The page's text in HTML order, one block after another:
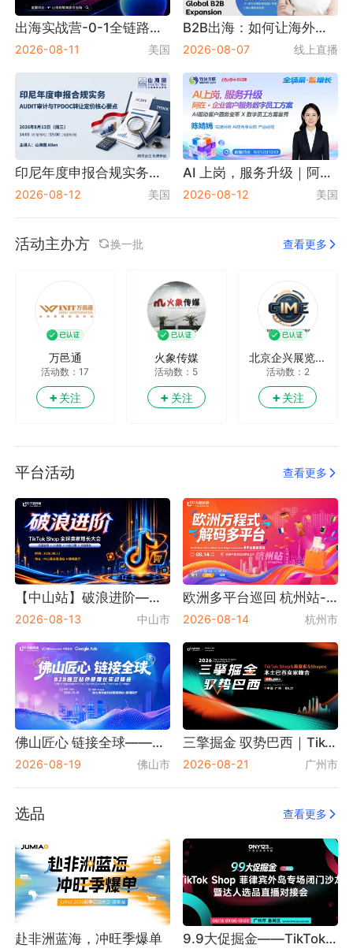
出海实战营-0-1全链路出海运营
2026-08-11 美国
B2B出海：如何让海外客户主动找上门？
2026-08-07 线上直播
印尼年度申报合规实务：AUDIT审计与TPDOC转让定价核心要点【出海】
2026-08-12 美国
AI 上岗，服务升级｜阿在・企业客户服务数字员工方案重磅首秀！
2026-08-12 美国
活动主办方 换一批 查看更多
郑州新商展览有
限公司
活动数：4
+ 关注
深圳市天诺玺科
技有限公司
活动数：21
三头六臂卖家联
盟
活动数：20
关注
万邑通
活动数：17
+ 关注
火象传媒
活动数：5
+ 关注
北京企兴展览有
限公司
活动数：2
+ 关注
跨境电商国际活
动
活动数：70
+关注
跨境活动圈
活动数：999+
+ 关注
大数跨境的朋友
们
活动数：166
+关注
LoveAd爱竞
活动数：16
+关注
大数跨境
活动数：206
+ 关注
领汇国际展览
活动数：3
+ 关注
深圳智美科技
+关注 + 关注
新商展览
+
平台活动 查看更多
【中山站】破浪进阶——TikTok Shop全球卖家增长大会---十城巡回
2026-08-13 中山市
欧洲多平台巡回 杭州站-TikTok&Otto&About You&allegro&manomano
2026-08-14 杭州市
佛山匠心 链接全球——B2B独立站外贸增长实战峰会
2026-08-19 佛山市
三擎掘金 驭势巴西｜TikTok Shop&美客多&Shopee本土巴西卖家峰会 广州站
2026-08-21 广州市
选品 查看更多
赴非洲蓝海，冲旺季爆单 9.9大促掘金——TikTok Shop菲律宾外岛专场闭门沙龙暨达人选品直播对接会